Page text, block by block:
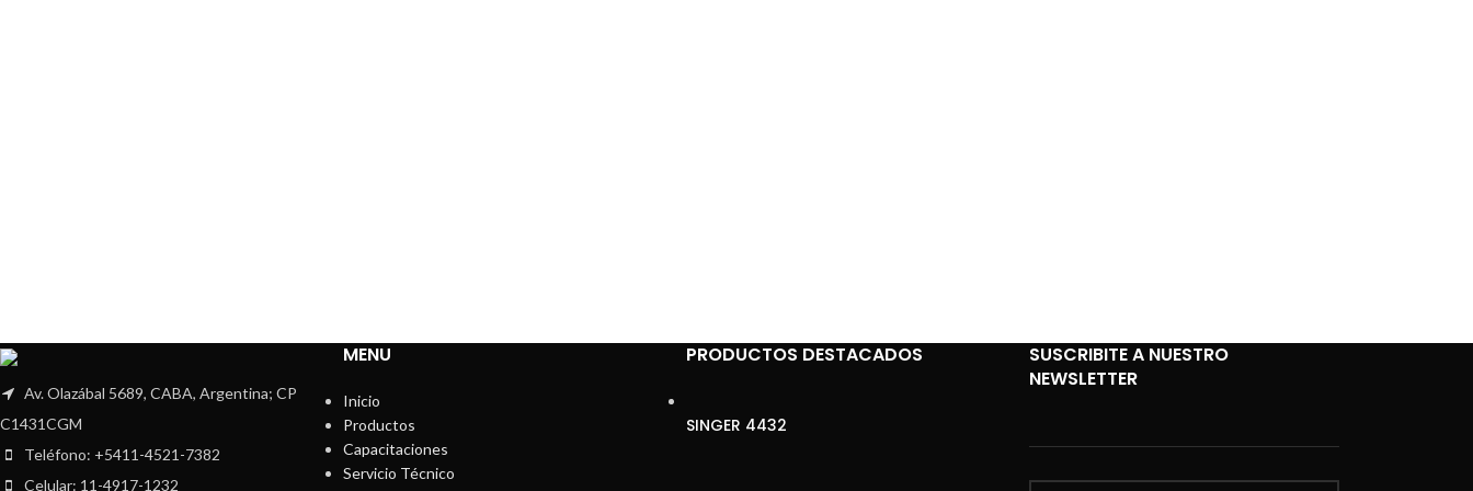
Av. Olazábal 5689, CABA, Argentina; CP
C1431CGM
Teléfono: +5411-4521-7382
Celular: 11-4917-1232
MENU
Inicio
Productos
Capacitaciones
Servicio Técnico
PRODUCTOS DESTACADOS
SINGER 4432
SUSCRIBITE A NUESTRO
NEWSLETTER